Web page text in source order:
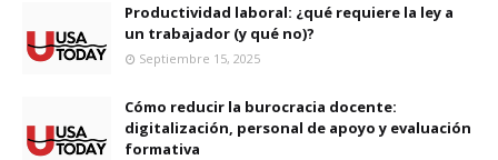
Productividad laboral: ¿qué requiere la ley a
un trabajador (y qué no)?
Septiembre 15, 2025
Cómo reducir la burocracia docente:
digitalización, personal de apoyo y evaluación
formativa